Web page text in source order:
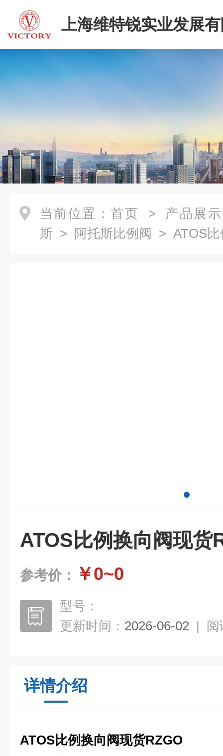
上海维特锐实业发展
当前位置： 首页 > 产品展示
斯 > 阿托斯比例阀 > ATOS
ATOS比例换向阀现货
参考价： ￥0~0
型号：
更新时间： 2026-06-02 | 阅
详情介绍
ATOS比例换向阀现货RZGO